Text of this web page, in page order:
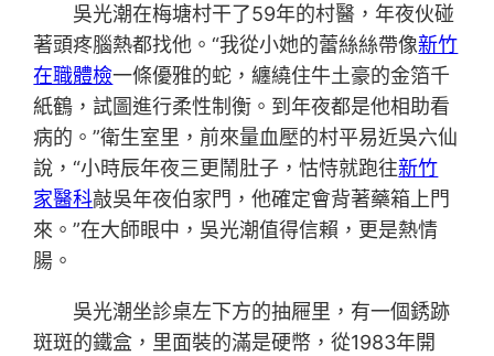
吳光潮在梅塘村干了59年的村醫，年夜伙碰
著頭疼腦熱都找他。“我從小她的蕾絲絲帶像新竹
在職體檢一條優雅的蛇，纏繞住牛土豪的金箔千
紙鶴，試圖進行柔性制衡。到年夜都是他相助看
病的。”衛生室里，前來量血壓的村平易近吳六仙
說，“小時辰年夜三更鬧肚子，怙恃就跑往新竹
家醫科敲吳年夜伯家門，他確定會背著藥箱上門
來。”在大師眼中，吳光潮值得信賴，更是熱情
腸。
吳光潮坐診桌左下方的抽屜里，有一個銹跡
斑斑的鐵盒，里面裝的滿是硬幣，從1983年開